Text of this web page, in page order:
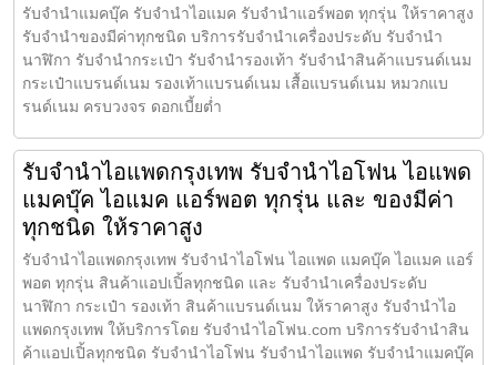
รับจำนำแมคบุ๊ค รับจำนำไอแมค รับจำนำแอร์พอต ทุกรุ่น ให้ราคาสูง
รับจำนำของมีค่าทุกชนิด บริการรับจำนำเครื่องประดับ รับจำนำ
นาฬิกา รับจำนำกระเป๋า รับจำนำรองเท้า รับจำนำสินค้าแบรนด์เนม
กระเป๋าแบรนด์เนม รองเท้าแบรนด์เนม เสื้อแบรนด์เนม หมวกแบ
รนด์เนม ครบวงจร ดอกเบี้ยต่ำ
รับจำนำไอแพดกรุงเทพ รับจำนำไอโฟน ไอแพด
แมคบุ๊ค ไอแมค แอร์พอต ทุกรุ่น และ ของมีค่า
ทุกชนิด ให้ราคาสูง
รับจำนำไอแพดกรุงเทพ รับจำนำไอโฟน ไอแพด แมคบุ๊ค ไอแมค แอร์
พอต ทุกรุ่น สินค้าแอปเปิ้ลทุกชนิด และ รับจำนำเครื่องประดับ
นาฬิกา กระเป๋า รองเท้า สินค้าแบรนด์เนม ให้ราคาสูง รับจำนำไอ
แพดกรุงเทพ ให้บริการโดย รับจํานําไอโฟน.com บริการรับจำนำสิน
ค้าแอปเปิ้ลทุกชนิด รับจำนำไอโฟน รับจำนำไอแพด รับจำนำแมคบุ๊ค